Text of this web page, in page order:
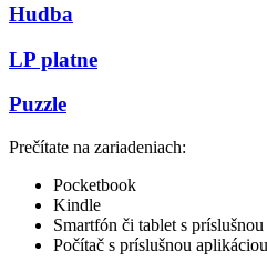
Hudba
LP platne
Puzzle
Prečítate na zariadeniach:
Pocketbook
Kindle
Smartfón či tablet s
Počítač s príslušnou aplikáciou